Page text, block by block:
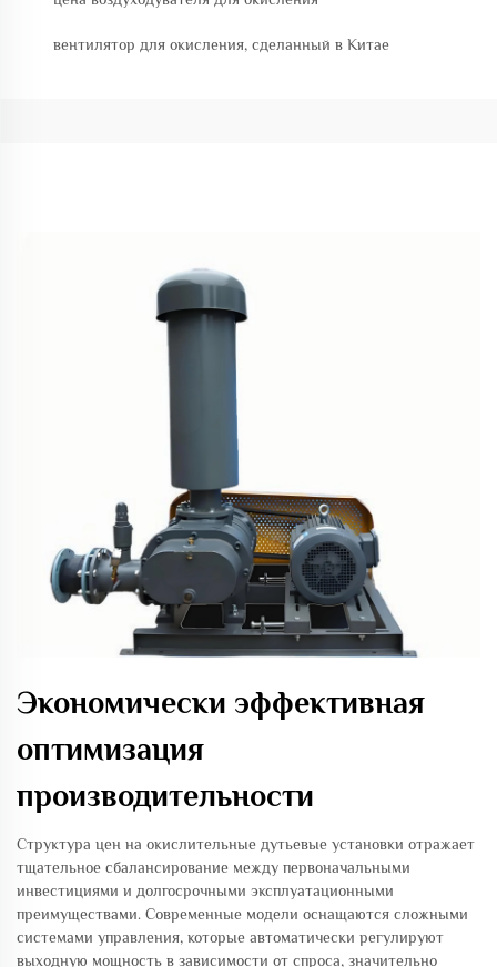
вентилятор для окисления, сделанный в Китае
Экономически эффективная
оптимизация
производительности
Структура цен на окислительные дутьевые установки отражает
тщательное сбалансирование между первоначальными
инвестициями и долгосрочными эксплуатационными
преимуществами. Современные модели оснащаются сложными
системами управления, которые автоматически регулируют
выходную мощность в зависимости от спроса, значительно